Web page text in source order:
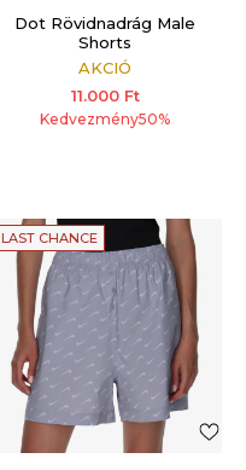
Dot Rövidnadrág Male
Shorts
AKCIÓ
11.000 Ft
Kedvezmény50%
LAST CHANCE